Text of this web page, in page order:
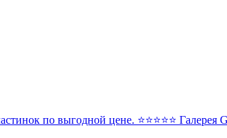
по выгодной цене. ⭐️⭐️⭐️⭐️⭐️